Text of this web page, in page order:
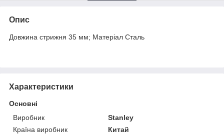
Опис
Довжина стрижня 35 мм; Матеріал Сталь
Характеристики
Основні
Виробник
Stanley
Країна виробник
Китай